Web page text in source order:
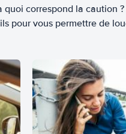
correspond la caution
pour vous permettre de